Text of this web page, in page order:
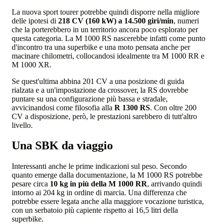
La nuova sport tourer potrebbe quindi disporre nella migliore
delle ipotesi di 218 CV (160 kW) a 14.500 giri/min, numeri
che la porterebbero in un territorio ancora poco esplorato per
questa categoria. La M 1000 RS nascerebbe infatti come punto
d'incontro tra una superbike e una moto pensata anche per
macinare chilometri, collocandosi idealmente tra M 1000 RR e
M 1000 XR.
Se quest'ultima abbina 201 CV a una posizione di guida
rialzata e a un'impostazione da crossover, la RS dovrebbe
puntare su una configurazione più bassa e stradale,
avvicinandosi come filosofia alla R 1300 RS. Con oltre 200
CV a disposizione, però, le prestazioni sarebbero di tutt'altro
livello.
Una SBK da viaggio
Interessanti anche le prime indicazioni sul peso. Secondo
quanto emerge dalla documentazione, la M 1000 RS potrebbe
pesare circa 10 kg in più della M 1000 RR, arrivando quindi
intorno ai 204 kg in ordine di marcia. Una differenza che
potrebbe essere legata anche alla maggiore vocazione turistica,
con un serbatoio più capiente rispetto ai 16,5 litri della
superbike.